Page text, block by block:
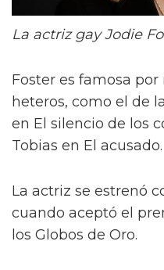
La actriz gay Jodie
Foster es famosa
heteros, como el de
en El silencio de los
Tobias en El acusado.
La actriz se estrenó
cuando aceptó el
los Globos de Oro.